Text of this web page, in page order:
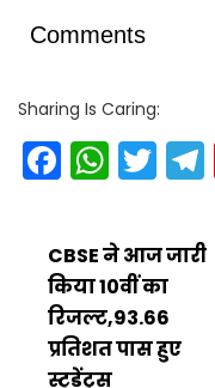
Comments
Sharing Is Caring:
CBSE ने आज जारी
किया 10वीं का
रिजल्ट,93.66
प्रतिशत पास हुए
स्टूडेंट्स